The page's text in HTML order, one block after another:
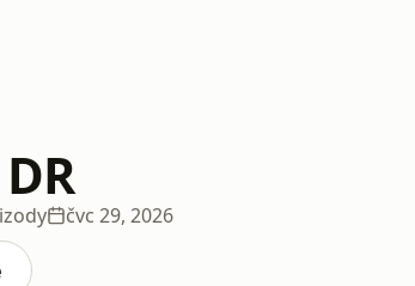
čvc 29, 2026